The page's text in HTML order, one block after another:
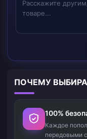
ПОЧЕМУ
100%
Каждое
передовыми